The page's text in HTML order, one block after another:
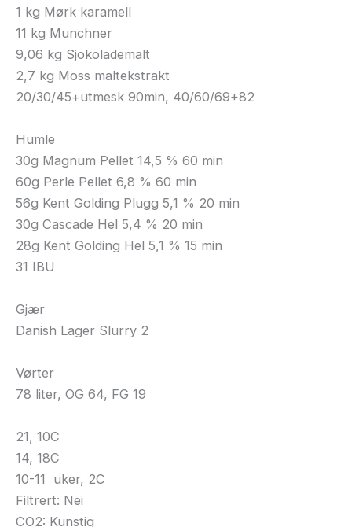
1 kg Mørk karamell
11 kg Munchner
9,06 kg Sjokolademalt
2,7 kg Moss maltekstrakt
20/30/45+utmesk 90min, 40/60/69+82
Humle
30g Magnum Pellet 14,5 % 60 min
60g Perle Pellet 6,8 % 60 min
56g Kent Golding Plugg 5,1 % 20 min
30g Cascade Hel 5,4 % 20 min
28g Kent Golding Hel 5,1 % 15 min
31 IBU
Gjær
Danish Lager Slurry 2
Vørter
78 liter, OG 64, FG 19
21, 10C
14, 18C
10-11 uker, 2C
Filtrert: Nei
CO2: Kunstig